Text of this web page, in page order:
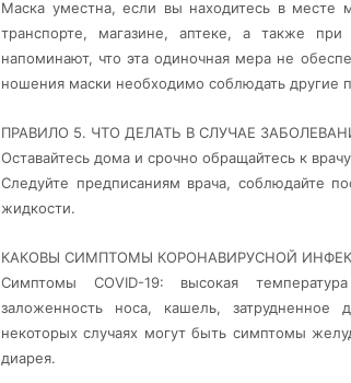
Маска уместна, если вы находитесь в месте
транспорте, магазине, аптеке, а также
напоминают, что эта одиночная мера не
ношения маски необходимо соблюдать другие
ПРАВИЛО 5. ЧТО ДЕЛАТЬ В СЛУЧАЕ
Оставайтесь дома и срочно обращайтесь к
Следуйте предписаниям врача, соблюдайте
жидкости.
КАКОВЫ СИМПТОМЫ КОРОНАВИРУСНОЙ
Симптомы COVID-19: высокая
заложенность носа, кашель,
некоторых случаях могут быть симптомы
диарея.